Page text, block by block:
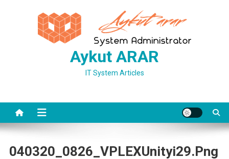
Aykut ARAR
IT System Articles
040320_0826_VPLEXUnityi29.png